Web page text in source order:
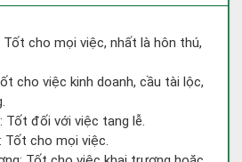
Tốt cho mọi việc, nhất là hôn thú,
cho việc kinh doanh, cầu tài lộc,
Tốt đối với việc tang lễ.
Tốt cho mọi việc.